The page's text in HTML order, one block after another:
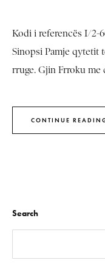
Kodi i referencës I/2-
Sinopsi Pamje qytetit
rruge. Gjin Frroku me
CONTINUE
Search